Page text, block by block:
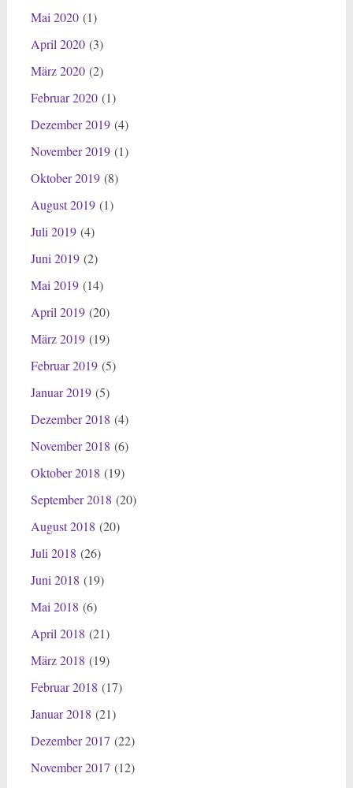
Mai 2020(1)
April 2020(3)
März 2020(2)
Februar 2020(1)
Dezember 2019(4)
November 2019(1)
Oktober 2019(8)
August 2019(1)
Juli 2019(4)
Juni 2019(2)
Mai 2019(14)
April 2019(20)
März 2019(19)
Februar 2019(5)
Januar 2019(5)
Dezember 2018 (4)
November 2018 (6)
Oktober 2018 (19)
September 2018 (20)
August 2018 (20)
Juli 2018 (26)
Juni 2018 (19)
Mai 2018 (6)
April 2018 (21)
März 2018 (19)
Februar 2018 (17)
Januar 2018 (21)
Dezember 2017 (22)
November 2017 (12)